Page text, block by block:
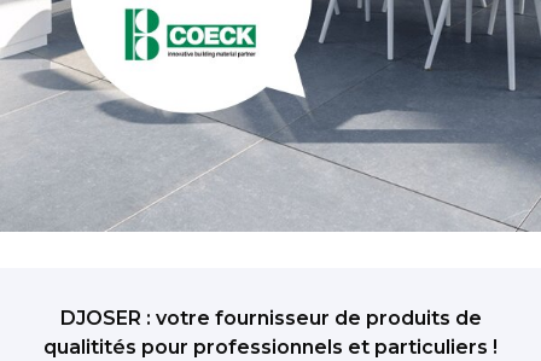
DJOSER : votre fournisseur de produits de
qualitités pour professionnels et particuliers !